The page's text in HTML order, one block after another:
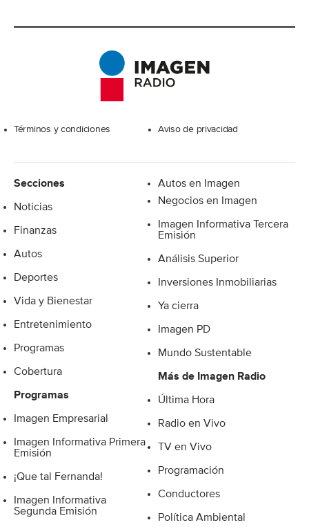
Términos y condiciones Aviso de privacidad
Secciones
Noticias
Finanzas
Autos
Deportes
Vida y Bienestar
Entretenimiento
Programas
Cobertura
Programas
Imagen Empresarial
Imagen Informativa Primera
Emisión
¡Que tal Fernanda!
Imagen Informativa
Segunda Emisión
Autos en Imagen
Negocios en Imagen
Imagen Informativa Tercera
Emisión
Análisis Superior
Inversiones Inmobiliarias
Ya cierra
Imagen PD
Mundo Sustentable
Más de Imagen Radio
Última Hora
Radio en Vivo
TV en Vivo
Programación
Conductores
Política Ambiental